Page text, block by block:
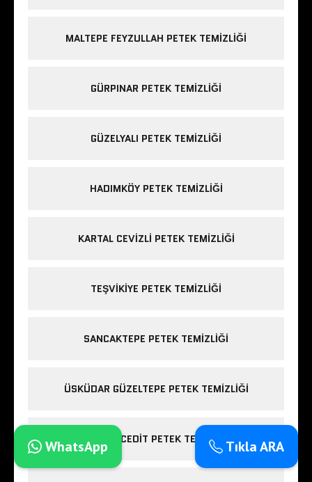
MALTEPE FEYZULLAH PETEK TEMIZLIĞI
GÜRPINAR PETEK TEMIZLIĞI
GÜZELYALI PETEK TEMIZLIĞI
HADIMKÖY PETEK TEMIZLIĞI
KARTAL CEVIZLI PETEK TEMIZLIĞI
TEŞVIKIYE PETEK TEMIZLIĞI
SANCAKTEPE PETEK TEMIZLIĞI
ÜSKÜDAR GÜZELTEPE PETEK TEMIZLIĞI
SAHRAYICEDIT PETEK TEMIZLIĞITıkla ARA
WhatsApp